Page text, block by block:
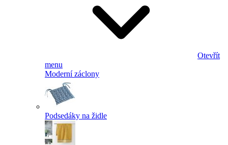
Otevřít
menu
Moderní záclony
Podsedáky na židle